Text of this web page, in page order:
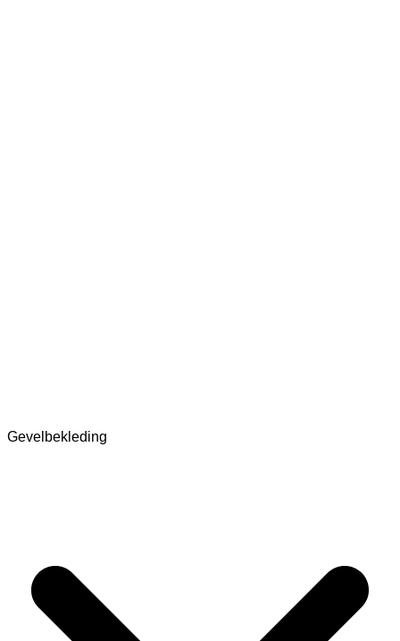
Gevelbekleding